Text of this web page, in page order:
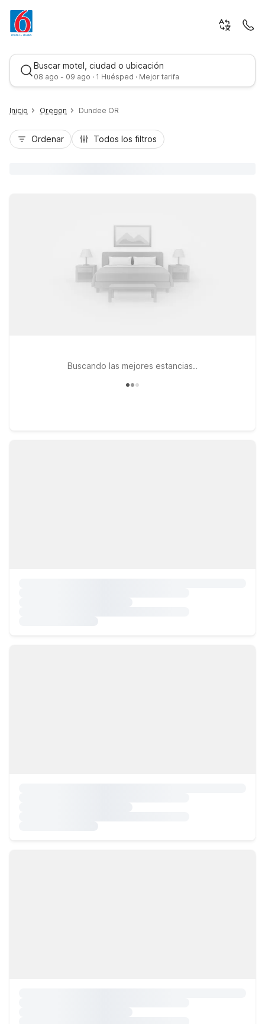
Buscar motel, ciudad o ubicación
08 ago - 09 ago · 1 Huésped · Mejor tarifa
Inicio Oregon Dundee OR
Ordenar Todos los filtros
Buscando las mejores estancias..